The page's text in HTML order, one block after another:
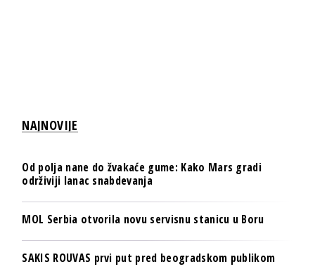
NAJNOVIJE
Od polja nane do žvakaće gume: Kako Mars gradi
održiviji lanac snabdevanja
MOL Serbia otvorila novu servisnu stanicu u Boru
SAKIS ROUVAS prvi put pred beogradskom publikom